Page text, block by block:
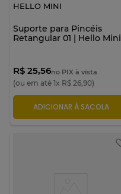
HELLO MINI
Suporte para Pincéis
Retangular 01 | Hello Mini
R$ 25,56no PIX à vista
(ou em até 1x R$ 26,90)
ADICIONAR À SACOLA